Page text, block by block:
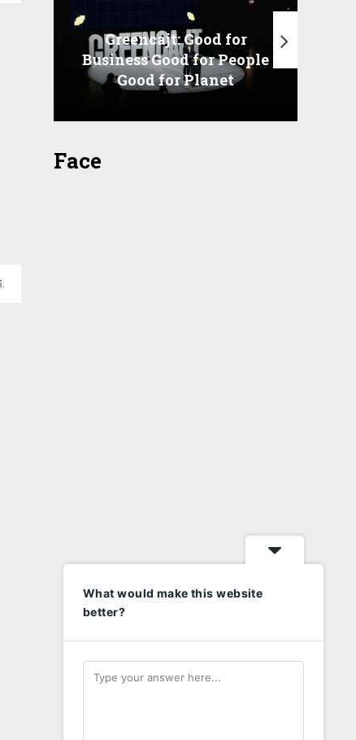
Greencajt: Good for
Business Good for People
Good for Planet
Face
What would make this website
better?